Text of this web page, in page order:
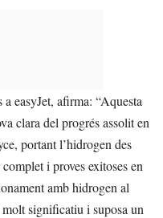
easyJet, afirma: “Aquesta
clara del progrés assolit en
portant l’hidrogen des
i proves exitoses en
amb hidrogen al
molt significatiu i suposa un